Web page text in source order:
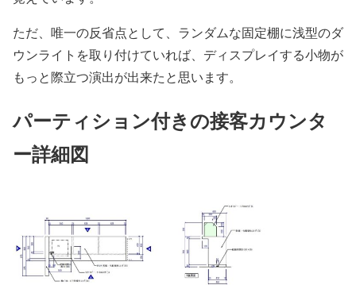
ただ、唯一の反省点として、ランダムな固定棚に浅型のダ
ウンライトを取り付けていれば、ディスプレイする小物が
もっと際立つ演出が出来たと思います。
パーティション付きの接客カウンタ
ー詳細図